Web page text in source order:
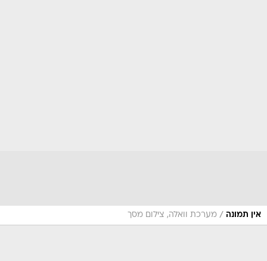
אין תמונה / מערכת וואלה, צילום מסך